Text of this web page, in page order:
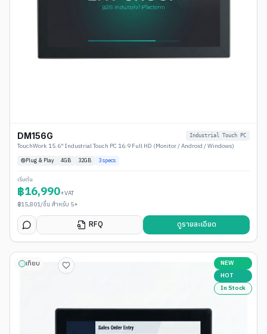
DM156G Industrial Touch PC
TouchWork 15.6" Industrial Touch PC 16:9 Full HD (Monitor / Android / Windows)
Plug & Play 4GB 32GB 3specs
เริ่มต้น
฿16,990+VAT
฿15,801/ชิ้น สำหรับ 5+
RFQ ดูรายละเอียด
เทียบ
NEW
HOT
In Stock